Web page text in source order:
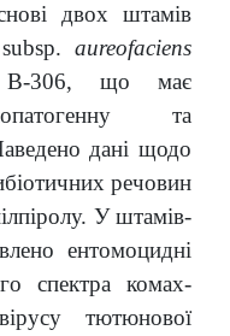
двох штамів
aureofaciens
306, що має
та
дані щодо
речовин
У штамів-
ентомоцидні
спектра комах-
тютюнової